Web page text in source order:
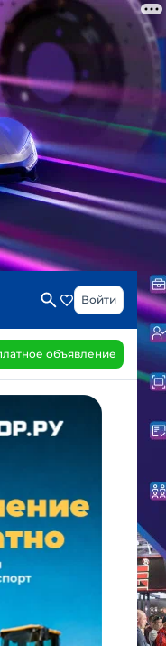
Войти
объявление